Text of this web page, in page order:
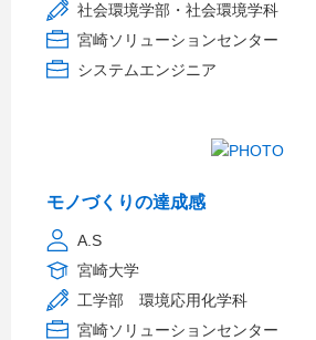
社会環境学部・社会環境学科
宮崎ソリューションセンター
システムエンジニア
モノづくりの達成感
A.S
宮崎大学
工学部 環境応用化学科
宮崎ソリューションセンター